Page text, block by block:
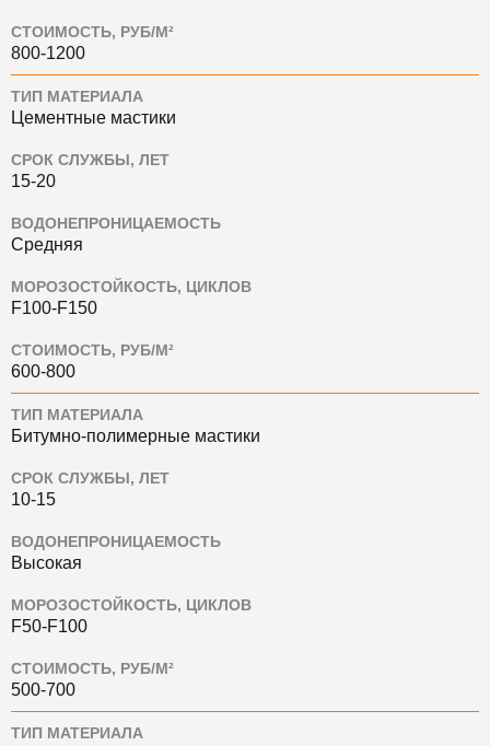
СТОИМОСТЬ, РУБ/М²
800-1200
ТИП МАТЕРИАЛА
Цементные мастики
СРОК СЛУЖБЫ, ЛЕТ
15-20
ВОДОНЕПРОНИЦАЕМОСТЬ
Средняя
МОРОЗОСТОЙКОСТЬ, ЦИКЛОВ
F100-F150
СТОИМОСТЬ, РУБ/М²
600-800
ТИП МАТЕРИАЛА
Битумно-полимерные мастики
СРОК СЛУЖБЫ, ЛЕТ
10-15
ВОДОНЕПРОНИЦАЕМОСТЬ
Высокая
МОРОЗОСТОЙКОСТЬ, ЦИКЛОВ
F50-F100
СТОИМОСТЬ, РУБ/М²
500-700
ТИП МАТЕРИАЛА